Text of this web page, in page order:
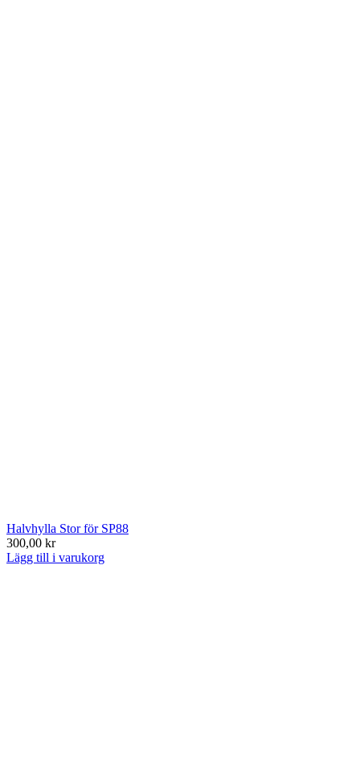
Halvhylla Stor för SP88
300,00 kr
Lägg till i varukorg